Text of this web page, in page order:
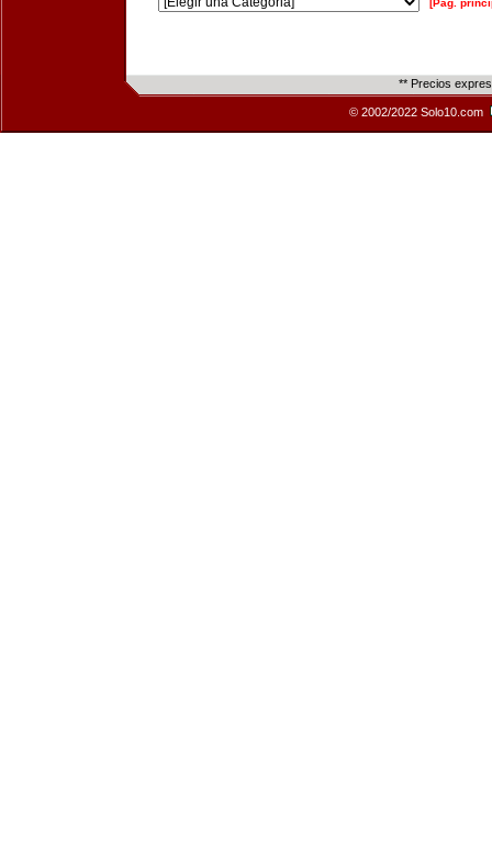
[Pág.
** Precios
© 2002/2022 Solo10.com